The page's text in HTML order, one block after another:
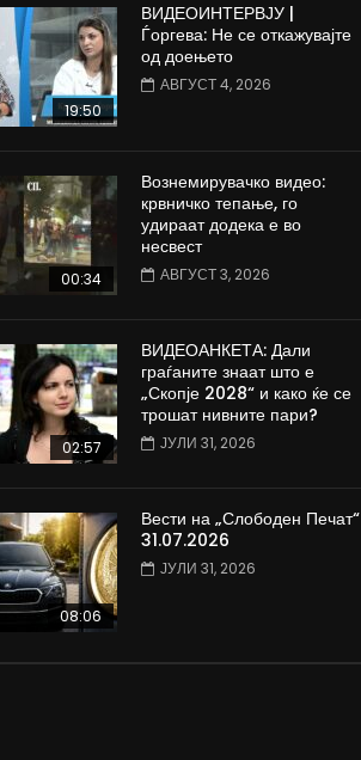
19:50
ВИДЕОИНТЕРВЈУ |
Ѓоргева: Не се откажувајте
од доењето
АВГУСТ 4, 2026
00:34
Вознемирувачко видео:
крвничко тепање, го
удираат додека е во
несвест
АВГУСТ 3, 2026
02:57
ВИДЕОАНКЕТА: Дали
граѓаните знаат што е
„Скопје 2028“ и како ќе се
трошат нивните пари?
ЈУЛИ 31, 2026
08:06
Вести на „Слободен Печат“
31.07.2026
ЈУЛИ 31, 2026